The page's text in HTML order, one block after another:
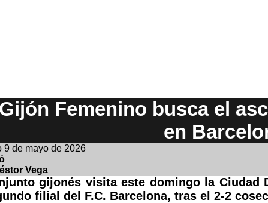
Femenino busca el
en
9 de mayo de 2026
Vega
gijonés visita este domingo la Ciudad
filial del F.C. Barcelona, tras el 2-2